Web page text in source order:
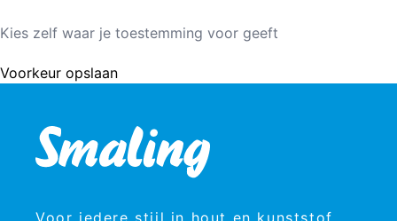
Kies zelf waar je toestemming voor geeft
Voorkeur opslaan
Voor iedere stijl in hout en kunststof